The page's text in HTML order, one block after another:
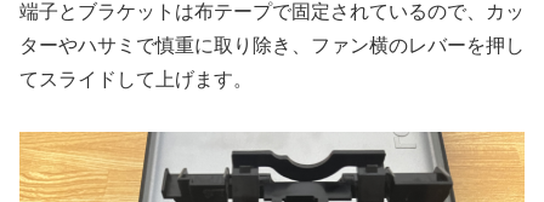
端子とブラケットは布テープで固定されているので、カッ
ターやハサミで慎重に取り除き、ファン横のレバーを押し
てスライドして上げます。